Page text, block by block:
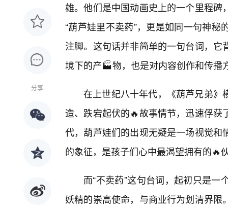
分享
雄。他们是中国动画史上的一个里程
“葫芦娃里不卖药”，更是如同一句神
注脚。这句话并非简单的一句台词，
境下的产🏭物，也是对内容创作和传播
在上世纪八十年代，《葫芦兄弟》
造、跌宕起伏的🔥故事情节，迅速俘
代，葫芦娃们的出现无疑是一场视觉
的象征，是孩子们心中最渴望拥有的🔥
而“不卖药”这句台词，起初只是
妖精的崇高使命，与商业行为划清界